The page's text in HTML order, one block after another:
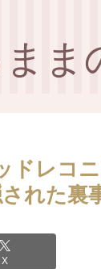
まま
ドレコ
れた裏
X